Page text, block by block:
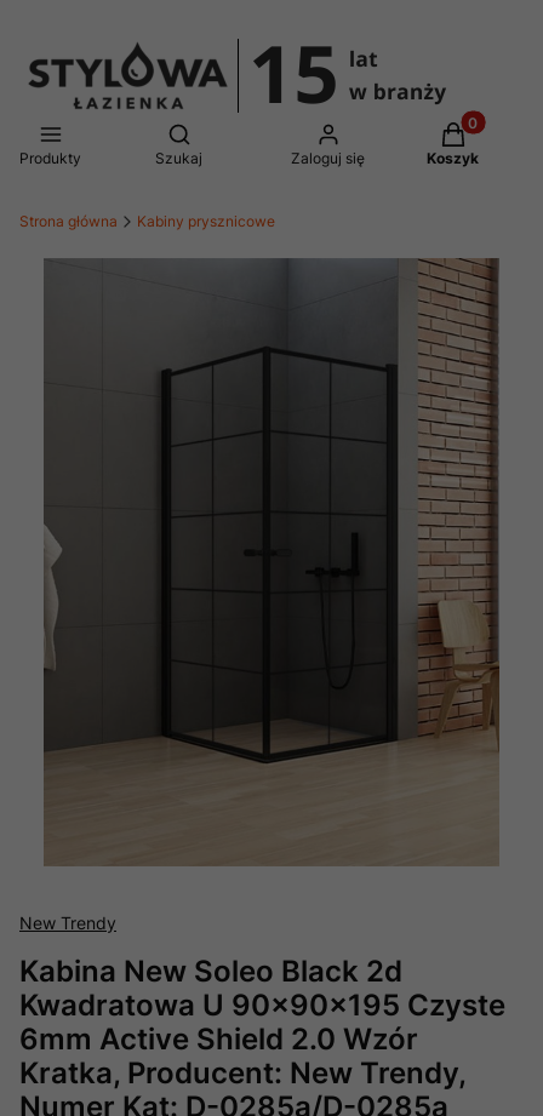
Produkty
Otwórz wyszukiwarkę
Szukaj Zaloguj się
Produkty
Koszyk
Strona główna Kabiny prysznicowe
New Trendy
Kabina New Soleo Black 2d
Kwadratowa U 90x90x195 Czyste
6mm Active Shield 2.0 Wzór
Kratka, Producent: New Trendy,
Numer Kat: D-0285a/D-0285a